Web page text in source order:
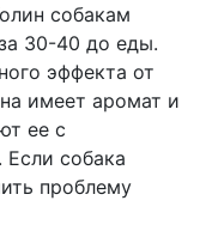
собакам
30-40 до еды.
эффекта от
имеет аромат и
ее с
Если собака
проблему